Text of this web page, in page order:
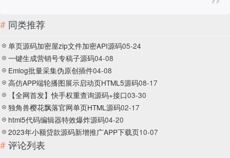
同类推荐
单页源码加密屋zip文件加密API源码05-24
一键生成营销号专稿子源码04-08
Emlog批量采集伪原创插件04-08
高仿APP端轮播图展示启动页HTML5源码08-17
【全网首发】快手权重查询源码+接口03-30
独角兽樱花飘落官网单页HTML源码02-17
html5代码编辑器特效爆炸源码04-20
2023年小额贷款源码新增推广APP下载页10-07
评论列表